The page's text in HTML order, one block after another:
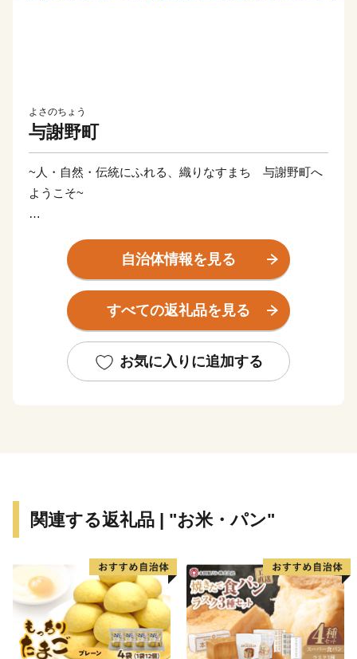
よさのちょう
与謝野町
~人・自然・伝統にふれる、織りなすまち 与謝野町へ
ようこそ~
る野田川。そして、日本三景「天橋立」を望む阿蘇海。
与謝野町は、水と緑と空の自然に恵まれた美しい町で
し生まれた与謝野町は、総面積108.38km2に、約２万２
千人が暮らしており、南北約20km の間に街並みや集落
この美しい環境の中、織物産業や農業の技術を長年に
き上げ、伝統の中に現代の新しい風を吹き込むことで、
現代のものづくりとして伝統を脈々と受け継いでいま
す。
ものづくりのまちとして、今日までの文化と伝統を紡
ぎ織りなしてきた名産「丹後ちりめん」、農業分野にお
自治体情報を見る
すべての返礼品を見る
お気に入りに追加する
関連する返礼品 | "お米・パン"